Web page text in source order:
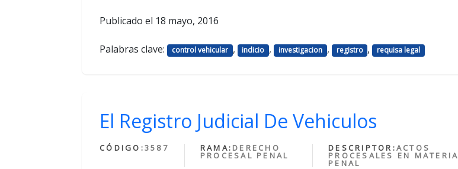
Publicado el 18 mayo, 2016
Palabras clave: control vehicular , indicio , investigacion , registro , requisa legal
El Registro Judicial De Vehiculos
CÓDIGO:3587 RAMA: DERECHO
PROCESAL PENAL
DESCRIPTOR:ACTOS
PROCESALES EN MATERIA
PENAL